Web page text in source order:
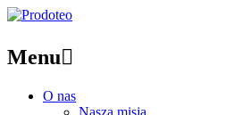
Menu
O nas
Nasza misja